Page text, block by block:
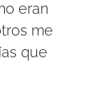
eran
me
que